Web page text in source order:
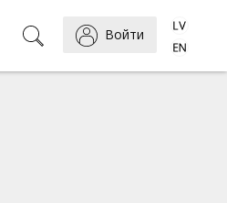
Войти